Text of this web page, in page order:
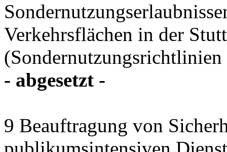
Verkehrsflächen in der
(Sondernutzungsrichtlinien
- abgesetzt -
9 Beauftragung von